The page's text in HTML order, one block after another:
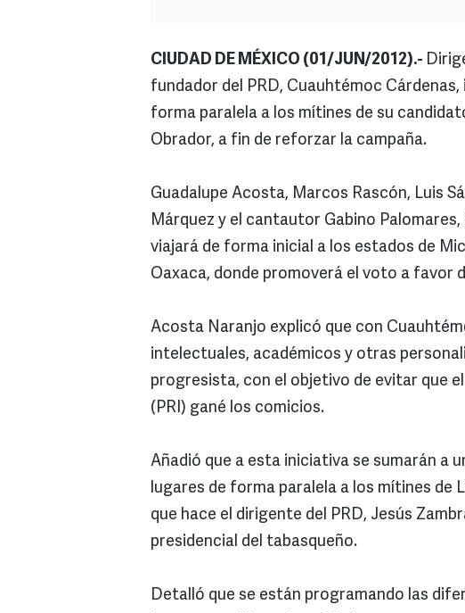
CIUDAD DE MÉXICO (01/JUN/2012).-
fundador del PRD, Cuauhtémoc
forma paralela a los mítines de su
Obrador, a fin de reforzar la campaña.
Guadalupe Acosta, Marcos Rascón, Luis
Márquez y el cantautor Gabino
viajará de forma inicial a los estados de
Oaxaca, donde promoverá el voto a favor
Acosta Naranjo explicó que con
intelectuales, académicos y otras
progresista, con el objetivo de evitar que
(PRI) gané los comicios.
Añadió que a esta iniciativa se sumarán a
lugares de forma paralela a los mítines de
que hace el dirigente del PRD, Jesús
presidencial del tabasqueño.
Detalló que se están programando las